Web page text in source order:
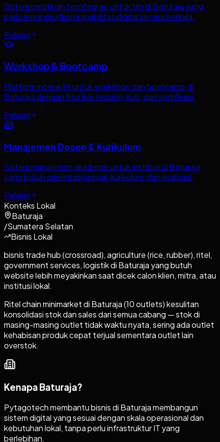
Sistem pelatihan terintegrasi untuk tim di Baturaja yang
perlu meningkatkan kapabilitas digital secara berkala.
Pelajari
Workshop & Bootcamp
Platform interaktif untuk workshop dan bootcamp di
Baturaja dengan fitur live session, kuis, dan sertifikasi.
Pelajari
Manajemen Dosen & Kurikulum
Sistem manajemen akademik untuk institusi di Baturaja
yang butuh orkestrasi jadwal, kurikulum, dan evaluasi.
Pelajari
Konteks Lokal
Baturaja
/Sumatera Selatan
Bisnis Lokal
bisnis trade hub (crossroad), agriculture (rice, rubber), ritel,
government services, logistik di Baturaja yang butuh
website lebih meyakinkan saat dicek calon klien, mitra, atau
institusi lokal.
Ritel chain minimarket di Baturaja (10 outlets) kesulitan
konsolidasi stok dan sales dari semua cabang — stok di
masing-masing outlet tidak waktu nyata, sering ada outlet
kehabisan produk cepat terjual sementara outlet lain
overstok.
Kenapa Baturaja?
Pytagotech membantu bisnis di Baturaja membangun
sistem digital yang sesuai dengan skala operasional dan
kebutuhan lokal, tanpa perlu infrastruktur IT yang
berlebihan.